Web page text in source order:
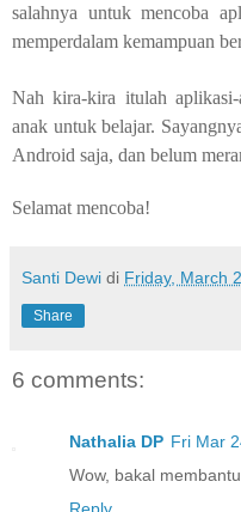
salahnya untuk mencoba
memperdalam kemampuan
Nah kira-kira itulah
anak untuk belajar.
Android saja, dan belum
Selamat mencoba!
Santi Dewi di Friday, March
Share
6 comments:
Nathalia DP Fri Mar
Wow, bakal